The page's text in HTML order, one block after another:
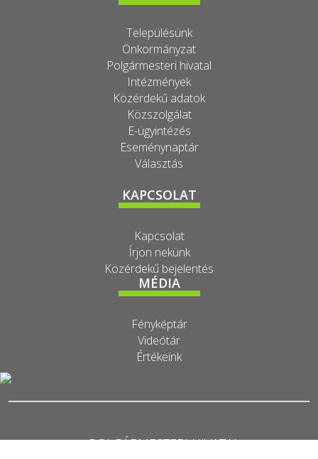
Településünk
Önkormányzat
Polgármesteri hivatal
Intézmények
Közérdekű adatok
Közszolgálat
E-ügyintézés
Eseménynaptár
Választás
KAPCSOLAT
Kapcsolat
Írjon nekünk
Közérdekű bejelentés
MÉDIA
Fényképtár
Videótár
Értékeink
POLGÁRMESTERI HIVATAL